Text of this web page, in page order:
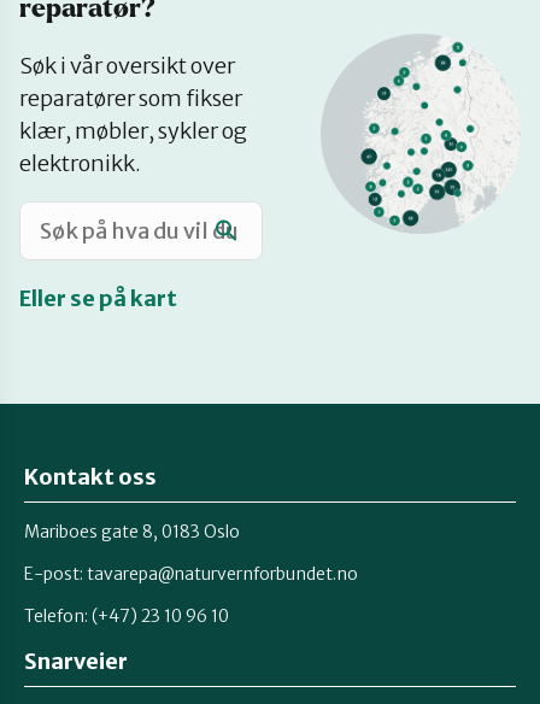
Møt reparatørene
Om oss
Retten til reparasjon
reparatør?
Søk i vår oversikt over
reparatører som fikser
klær, møbler, sykler og
elektronikk.
Eller se på kart
på
kart
Kontakt oss
Mariboes gate 8, 0183 Oslo
E-post: tavarepa@naturvernforbundet.no
Telefon: (+47) 23 10 96 10
Snarveier